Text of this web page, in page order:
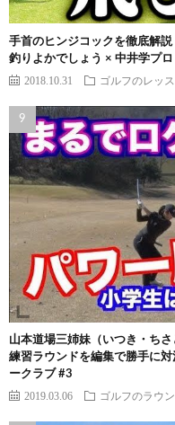
手首のヒンジコックを徹底解
釣りよかでしょう × 中井学プロ
2018.10.31 ゴルフのレッ
山本道場三姉妹（いつき・ち
練習ラウンドを編集で勝手に
ークラブ #3
2019.03.06 ゴルフのラウ